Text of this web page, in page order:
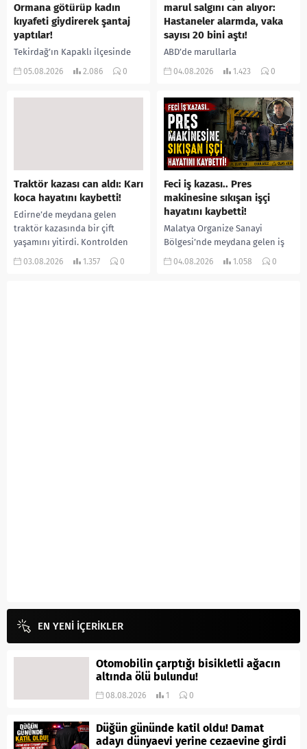
Ormana götürüp kadın
kıyafeti giydirerek şantaj
yaptılar!
Tekirdağ’ın Kapaklı ilçesinde
bir kişiyi, arkadaşının eşiyle
05.08.2026 2.086 0
marul salgını can alıyor:
Hastaneler alarmda, vaka
sayısı 20 bini aştı!
ABD’de marullarla
ilişkilendirilen siklospora
salgında vaka sayısının 20 bini
aştığı belirtilirken, sağlık...
04.08.2026 1.423 0
Traktör kazası can aldı: Karı
koca hayatını kaybetti!
Edirne’de meydana gelen
traktör kazasında bir çift
yaşamını yitirdi. Kontrolden
çıkarak devrilen traktörün
03.08.2026 1.357 0
Feci iş kazası.. Pres
makinesine sıkışan işçi
hayatını kaybetti!
Malatya Organize Sanayi
Bölgesi’nde meydana gelen iş
kazasında, pres makinesine
04.08.2026 1.058 0
EN YENİ İÇERİKLER
Otomobilin çarptığı bisikletli ağacın
altında ölü bulundu!
08.08.2026 1 0
Düğün gününde katil oldu! Damat
adayı dünyaevi yerine cezaevine girdi